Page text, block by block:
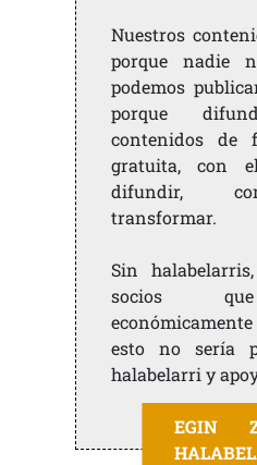
Nuestros
porque nadie
podemos
porque
contenidos de
gratuita, con
difundir,
transformar.
Sin
socios
esto no sería
halabelarri y
EGIN